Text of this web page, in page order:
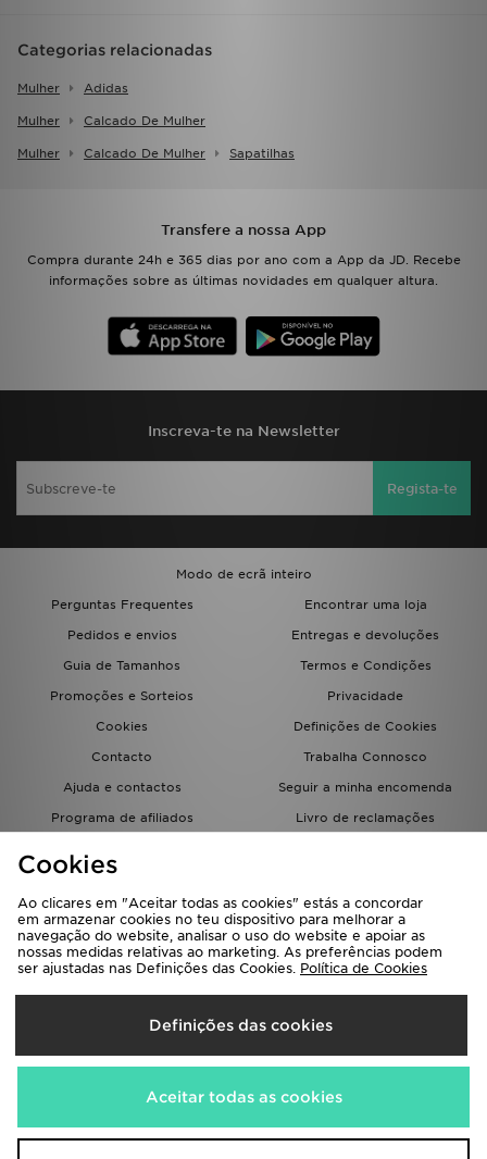
Categorias relacionadas
Mulher Adidas
Mulher Calcado De Mulher
Mulher Calcado De Mulher Sapatilhas
Transfere a nossa App
Compra durante 24h e 365 dias por ano com a App da JD. Recebe
informações sobre as últimas novidades em qualquer altura.
Inscreva-te na Newsletter
Regista-te
Modo de ecrã inteiro
Perguntas Frequentes
Encontrar uma loja
Pedidos e envios
Entregas e devoluções
Guia de Tamanhos
Termos e Condições
Promoções e Sorteios
Privacidade
Cookies
Definições de Cookies
Contacto
Trabalha Connosco
Ajuda e contactos
Seguir a minha encomenda
Programa de afiliados
Livro de reclamações
Seleciona O País
Portugal
Aceitamos os seguintes métodos de pagamento
Cookies
Ao clicares em "Aceitar todas as cookies" estás a concordar
em armazenar cookies no teu dispositivo para melhorar a
navegação do website, analisar o uso do website e apoiar as
nossas medidas relativas ao marketing. As preferências podem
ser ajustadas nas Definições das Cookies. Política de Cookies
Definições das cookies
Aceitar todas as cookies